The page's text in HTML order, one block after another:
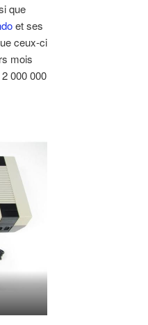
que
et ses
ceux-ci
mois
000 000